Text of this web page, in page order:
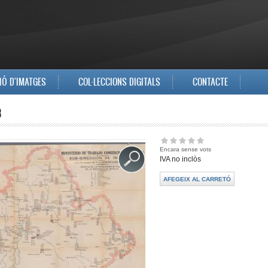
D'IMATGES COL·LECCIONS DIGITALS CONTACTE
Encara sense vots
IVA no inclòs